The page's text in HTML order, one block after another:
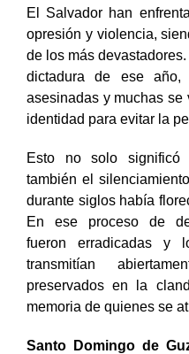
El Salvador han
opresión y violencia,
de los más
dictadura de ese año,
asesinadas y muchas se
identidad para evitar la
Esto no solo
también el
durante siglos había
En ese proceso de
fueron erradicadas y
transmitían
preservados en la
memoria de quienes se
Santo Domingo de